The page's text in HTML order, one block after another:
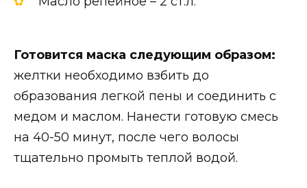
Готовится маска следующим образом:
желтки необходимо взбить до
образования легкой пены и соединить с
медом и маслом. Нанести готовую смесь
на 40-50 минут, после чего волосы
тщательно промыть теплой водой.